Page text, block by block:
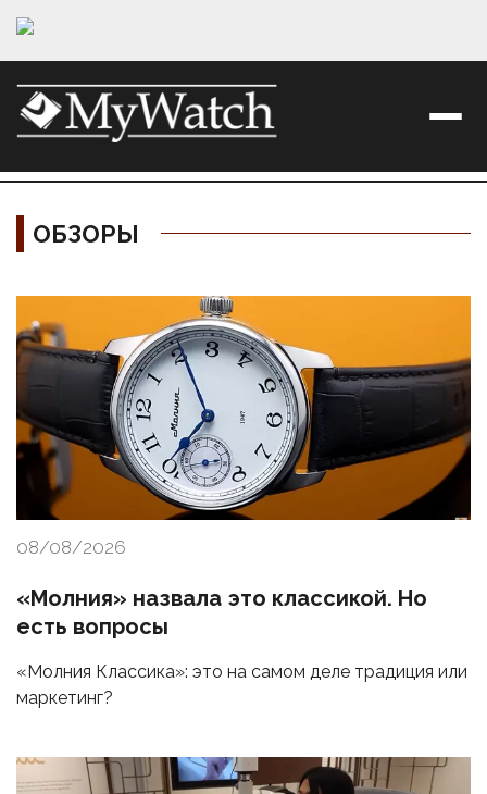
ОБЗОРЫ
Материалы
08/08/2026
«Молния» назвала это классикой. Но
есть вопросы
«Молния Классика»: это на самом деле традиция или
маркетинг?